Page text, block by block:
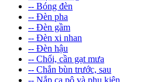
-- Bóng đèn
-- Đèn pha
-- Đèn gầm
-- Đèn xi nhan
-- Đèn hậu
-- Chổi, cần gạt mưa
-- Chắn bùn trước, sau
-- Nắp ca pô và phụ kiện